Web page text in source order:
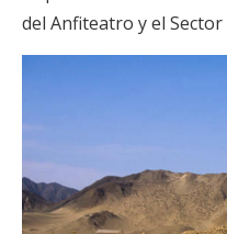
del Anfiteatro y el Sector